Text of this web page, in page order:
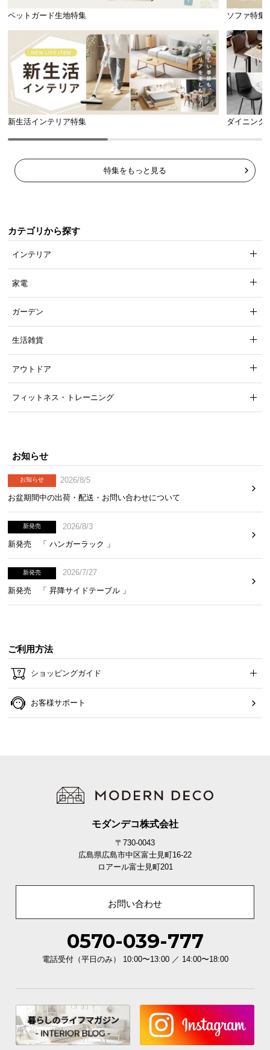
ペットガード生地特集 ソファ特集
新生活インテリア特集 ダイニング
特集をもっと見る
カテゴリから探す
インテリア
家電
ガーデン
生活雑貨
アウトドア
フィットネス・トレーニング
お知らせ
お知らせ
2026/8/5
お盆期間中の出荷・配送・お問い合わせについて
新発売
2026/8/3
新発売 「 ハンガーラック 」
新発売
2026/7/27
新発売 「 昇降サイドテーブル 」
ご利用方法
ショッピングガイド
お客様サポート
モダンデコ株式会社
〒730-0043
広島県広島市中区富士見町16-22
ロアール富士見町201
お問い合わせ
0570-039-777
電話受付（平日のみ） 10:00〜13:00 ／ 14:00〜18:00